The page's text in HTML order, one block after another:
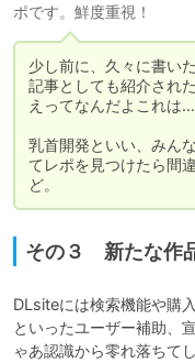
ポです。鮮度重視！
少し前に、久々に書い
記事としても紹介され
えってなんだよこれは
乳首開発といい、みん
てレポを見つけたら間
ど。
その３ 新たな作
DLsiteには検索機能や購
といったユーザー補助、
ゃあ認識から零れ落ちて